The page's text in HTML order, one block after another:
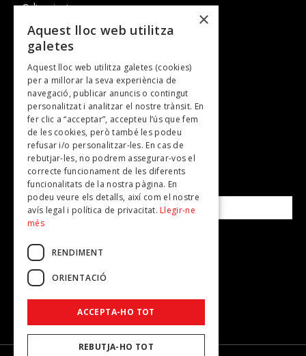
Cultura i art
Entrevistes
Gastronomia
TV
Plans per fer
Revistes
SUBSCRIU-TE A LA NOSTRA NEWSLETTER!
Correu electrònic*
Accepto lapolítica de privacitat
×
Aquest lloc web utilitza
galetes
Aquest lloc web utilitza galetes (cookies)
per a millorar la seva experiència de
navegació, publicar anuncis o contingut
personalitzat i analitzar el nostre trànsit. En
fer clic a “acceptar”, accepteu l’ús que fem
de les cookies, però també les podeu
refusar i/o personalitzar-les. En cas de
rebutjar-les, no podrem assegurar-vos el
correcte funcionament de les diferents
funcionalitats de la nostra pàgina. En
podeu veure els detalls, així com el nostre
avís legal i política de privacitat. Llegir-ne
més
RENDIMENT
ORIENTACIÓ
ACCEPTA-HO TOT
REBUTJA-HO TOT